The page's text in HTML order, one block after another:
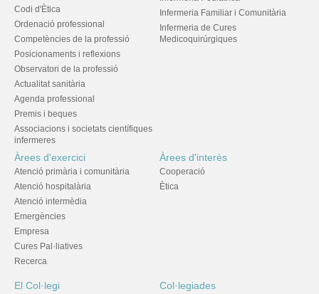
Codi d'Ètica
Ordenació professional
Competències de la professió
Posicionaments i reflexions
Observatori de la professió
Actualitat sanitària
Agenda professional
Premis i beques
Associacions i societats científiques
infermeres
Infermeria Familiar i Comunitària
Infermeria de Cures
Medicoquirúrgiques
Àrees d'exercici
Atenció primària i comunitària
Atenció hospitalària
Atenció intermèdia
Emergències
Empresa
Cures Pal·liatives
Recerca
Àrees d'interès
Cooperació
Ètica
El Col·legi Col·legiades